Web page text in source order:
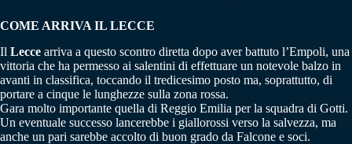
COME ARRIVA IL LECCE
Il Lecce arriva a questo scontro diretta dopo aver battuto l’Empoli, una
vittoria che ha permesso ai salentini di effettuare un notevole balzo in
avanti in classifica, toccando il tredicesimo posto ma, soprattutto, di
portare a cinque le lunghezze sulla zona rossa.
Gara molto importante quella di Reggio Emilia per la squadra di Gotti.
Un eventuale successo lancerebbe i giallorossi verso la salvezza, ma
anche un pari sarebbe accolto di buon grado da Falcone e soci.